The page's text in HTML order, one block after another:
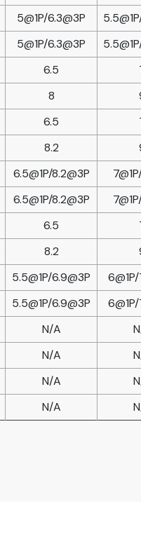
5@1P/6.3@3P
5@1P/6.3@3P
6.5
8
6.5
8.2
6.5@1P/8.2@3P
6.5@1P/8.2@3P
6.5
8.2
5.5@1P/6.9@3P
5.5@1P/6.9@3P
N/A
N/A
N/A
N/A